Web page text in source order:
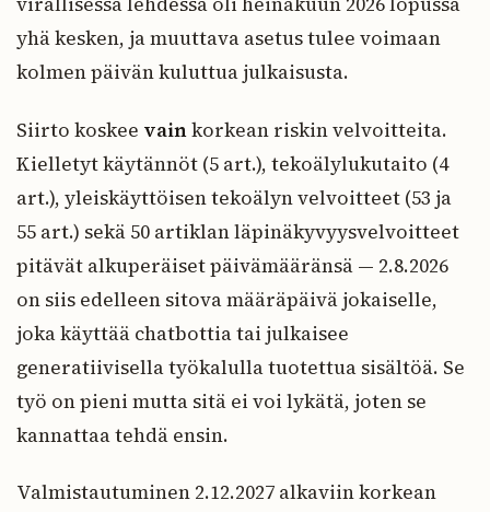
yhä kesken, ja muuttava asetus tulee voimaan
kolmen päivän kuluttua julkaisusta.
Siirto koskee vainkorkean riskin velvoitteita.
Kielletyt käytännöt (5 art.), tekoälylukutaito (4
art.), yleiskäyttöisen tekoälyn velvoitteet (53 ja
55 art.) sekä 50 artiklan läpinäkyvyysvelvoitteet
pitävät alkuperäiset päivämääränsä — 2.8.2026
on siis edelleen sitova määräpäivä jokaiselle,
joka käyttää chatbottia tai julkaisee
generatiivisella työkalulla tuotettua sisältöä. Se
työ on pieni mutta sitä ei voi lykätä, joten se
kannattaa tehdä ensin.
Valmistautuminen 2.12.2027 alkaviin korkean